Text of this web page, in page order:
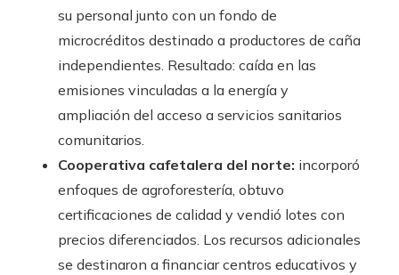
su personal junto con un fondo de
microcréditos destinado a productores de caña
independientes. Resultado: caída en las
emisiones vinculadas a la energía y
ampliación del acceso a servicios sanitarios
comunitarios.
Cooperativa cafetalera del norte: incorporó
enfoques de agroforestería, obtuvo
certificaciones de calidad y vendió lotes con
precios diferenciados. Los recursos adicionales
se destinaron a financiar centros educativos y